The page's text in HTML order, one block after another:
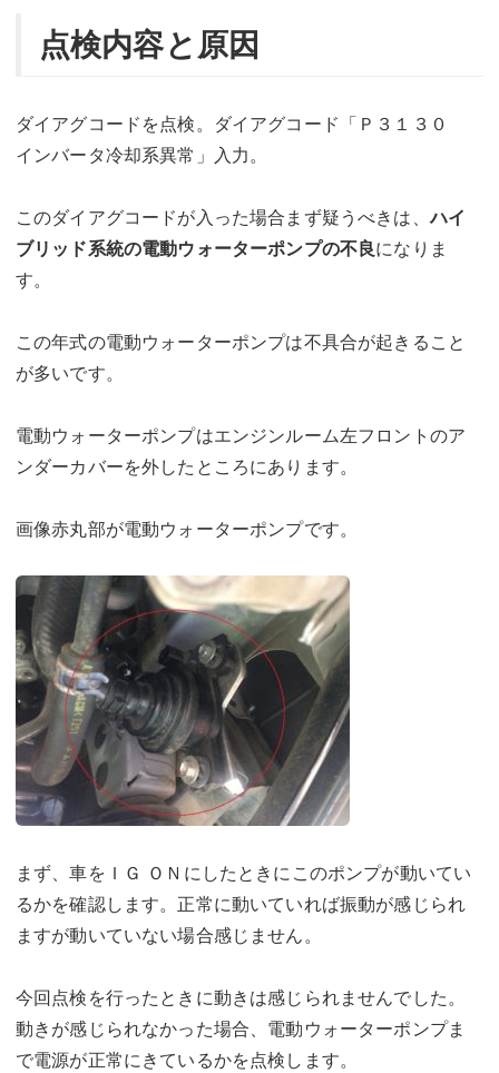
点検内容と原因
ダイアグコードを点検。ダイアグコード「Ｐ３１３０
インバータ冷却系異常」入力。
このダイアグコードが入った場合まず疑うべきは、ハイ
ブリッド系統の電動ウォーターポンプの不良になりま
す。
この年式の電動ウォーターポンプは不具合が起きること
が多いです。
電動ウォーターポンプはエンジンルーム左フロントのア
ンダーカバーを外したところにあります。
画像赤丸部が電動ウォーターポンプです。
まず、車をＩＧ ＯＮにしたときにこのポンプが動いてい
るかを確認します。正常に動いていれば振動が感じられ
ますが動いていない場合感じません。
今回点検を行ったときに動きは感じられませんでした。
動きが感じられなかった場合、電動ウォーターポンプま
で電源が正常にきているかを点検します。